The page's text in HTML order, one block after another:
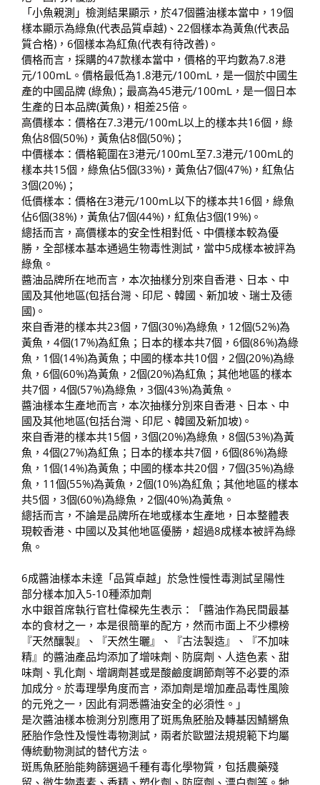
「小魚親測」檢測結果顯示，於47個醬油樣本當中，19個
樣本顯示為綠魚(代表品質卓越)、22個樣本為黃魚(代表品
質合格)，6個樣本為紅魚(代表有待改善)。
價格而言，採購的47款樣本當中，價格的平均數為7.8港
元/100mL。價格最低為1.8港元/100mL，是一個於中國生
產的中國品牌 (綠魚)；最高為45港元/100mL，是一個日本
生產的日本品牌(黃魚)，相差25倍。
高價樣本：價格在7.3港元/100mL以上的樣本共16個，綠
魚佔8個(50%)，黃魚佔8個(50%)；
中價樣本：價格範圍在3港元/100mL至7.3港元/100mL的
樣本共15個，綠魚佔5個(33%)，黃魚佔7個(47%)，紅魚佔
3個(20%)；
低價樣本：價格在3港元/100mL以下的樣本共16個，綠魚
佔6個(38%)，黃魚佔7個(44%)，紅魚佔3個(19%)。
總括而言，高價樣本的安全性相對低、中價樣本較為優
勝，全部樣本基本通過生物毒性測試，當中5成樣本被評為
綠魚。
醬油品牌所在地而言，本次抽樣分別來自香港、日本、中
國及其他地區(包括台灣、印尼、韓國、新加坡、瑞士及德
國)。
來自香港的樣本共23個，7個(30%)為綠魚，12個(52%)為
黃魚，4個(17%)為紅魚；日本的樣本共7個，6個(86%)為綠
魚，1個(14%)為黃魚；中國的樣本共10個，2個(20%)為綠
魚，6個(60%)為黃魚，2個(20%)為紅魚；其他地區的樣本
共7個，4個(57%)為綠魚，3個(43%)為黃魚。
醬油樣本生產地而言，本次抽樣分別來自香港、日本、中
國及其他地區(包括台灣、印尼、韓國及新加坡)。
來自香港的樣本共15個，3個(20%)為綠魚，8個(53%)為黃
魚，4個(27%)為紅魚；日本的樣本共7個，6個(86%)為綠
魚，1個(14%)為黃魚；中國的樣本共20個，7個(35%)為綠
魚，11個(55%)為黃魚，2個(10%)為紅魚；其他地區的樣本
共5個，3個(60%)為綠魚，2個(40%)為黃魚。
總括而言，不論是品牌所在地或樣本生產地，日本整體表
現較香港、中國以及其他地區優勝，超過8成樣本被評為綠
魚。
6成醬油樣本未達「品質卓越」於急性慢性毒測試呈陽性
部分樣本加入5-10種添加劑
水中銀首席執行官杜偉樑先生表示：「醬油作為民間最基
本的食材之一，本是很簡單的配方，然而市面上不少標榜
『天然釀製』、『天然生曬』、『古法製造』、『不加味
精』的醬油產品均添加了增味劑、防腐劑、人造色素、甜
味劑、乳化劑、增調劑甚或是酸鹼度調節劑等不必要的添
加成分。於毒理學角度而言，添加劑是增加產品毒性風險
的元兇之一，因此有洞悉醬油安全的必須性。」
是次醬油樣本檢測分別應用了斑馬魚胚胎及轉基因鯖鱂魚
胚胎作急性及慢性毒物測試，兩者於歐盟法規規範下均屬
傳統動物測試的替代方法。
斑馬魚胚胎能夠篩選過千種有毒化學物質，包括農藥殘
留、微生物毒素、香精、塑化劑、防腐劑、漂白劑等。牠